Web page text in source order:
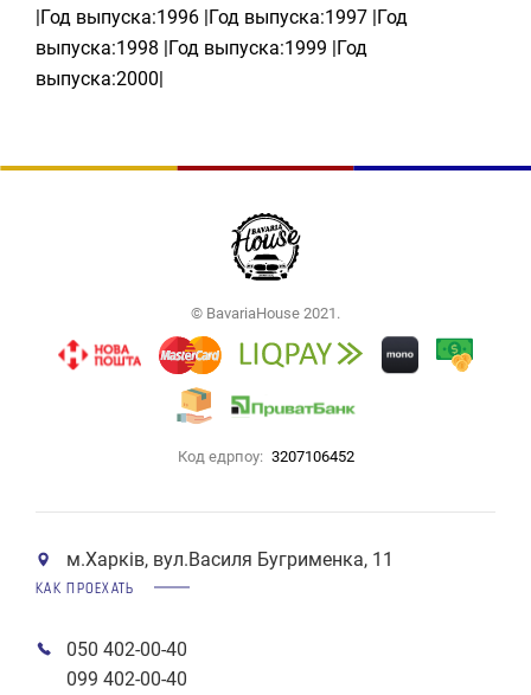
|Год выпуска:1996 |Год выпуска:1997 |Год
выпуска:1998 |Год выпуска:1999 |Год
выпуска:2000|
© BavariaHouse 2021.
Код едрпоу: 3207106452
м.Харків, вул.Василя Бугрименка, 11
КАК ПРОЕХАТЬ
050 402-00-40
099 402-00-40